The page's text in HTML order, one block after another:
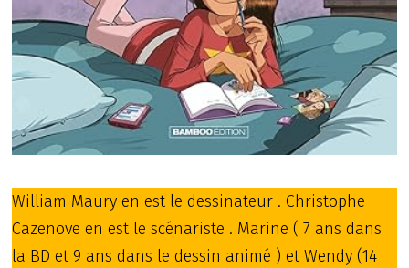
William Maury en est le dessinateur . Christophe
Cazenove en est le scénariste . Marine ( 7 ans dans
la BD et 9 ans dans le dessin animé ) et Wendy (14